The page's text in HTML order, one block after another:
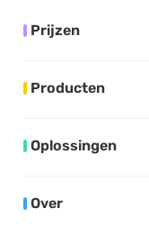
Prijzen
Producten
Oplossingen
Over